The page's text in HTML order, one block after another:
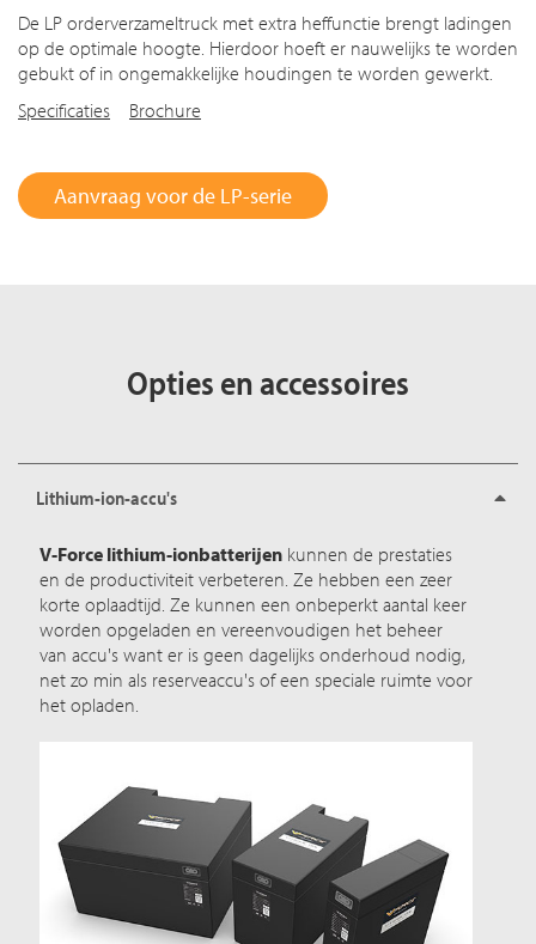
De LP orderverzameltruck met extra heffunctie brengt ladingen
op de optimale hoogte. Hierdoor hoeft er nauwelijks te worden
gebukt of in ongemakkelijke houdingen te worden gewerkt.
Specificaties
Brochure
Aanvraag voor de LP-serie
Opties en accessoires
Lithium-ion-accu's
V-Force lithium-ionbatterijen kunnen de prestaties
en de productiviteit verbeteren. Ze hebben een zeer
korte oplaadtijd. Ze kunnen een onbeperkt aantal keer
worden opgeladen en vereenvoudigen het beheer
van accu's want er is geen dagelijks onderhoud nodig,
net zo min als reserveaccu's of een speciale ruimte voor
het opladen.